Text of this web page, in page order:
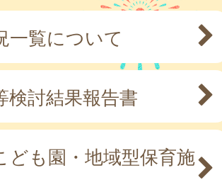
一覧について
検討結果報告書
ども園・地域型保育施